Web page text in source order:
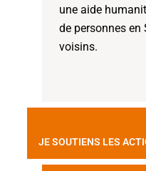
une aide
de personnes en
voisins.
JE SOUTIENS LES